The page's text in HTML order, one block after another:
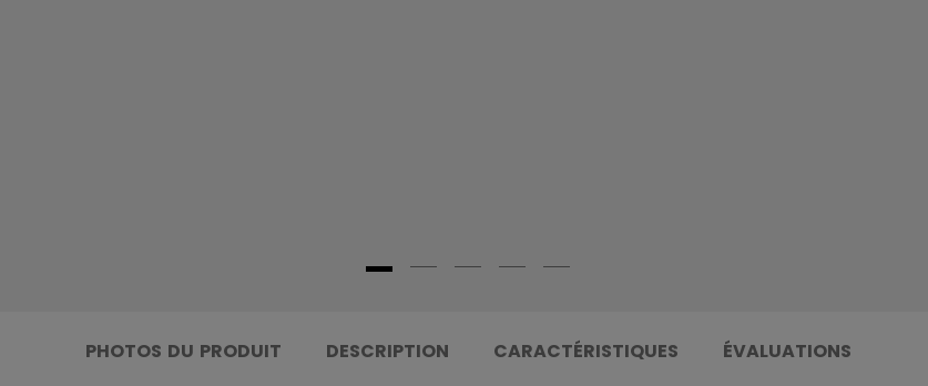
PHOTOS DU PRODUIT DESCRIPTION CARACTÉRISTIQUES ÉVALUATIONS